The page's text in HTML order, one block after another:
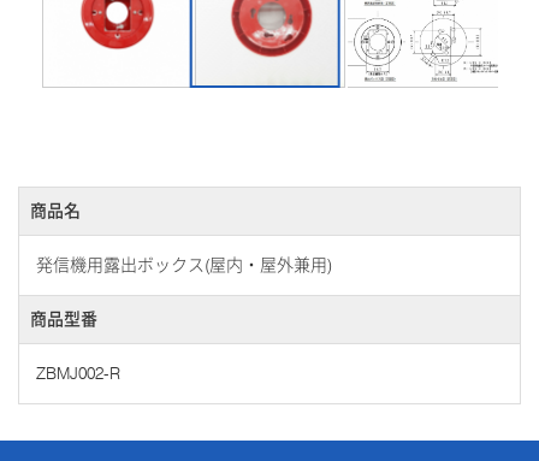
商品名
発信機用露出ボックス(屋内・屋外兼用)
商品型番
ZBMJ002-R